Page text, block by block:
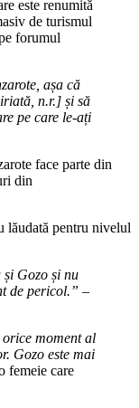
este renumită
de turismul
forumul
așa că
n.r.] și să
pe care le-ați
face parte din
din
lăudată pentru nivelul
și Gozo și nu
de pericol.” –
moment al
Gozo este mai
femeie care